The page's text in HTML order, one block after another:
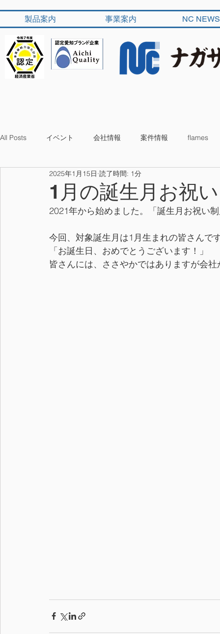
製品案内 事業案内 NC NEWS
All Posts イベント 会社情報 案件情報 flames
1月の誕生月お祝
2025年1月15日 読了時間: 1分
2021年から始めました。「誕生月お祝い
今回、対象誕生月は1月生まれの皆さんで
「お誕生日、おめでとうございます！」
皆さんには、ささやかではありますが会